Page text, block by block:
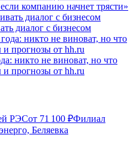
компанию начнет трясти»
диалог с бизнесом
никто не виноват, но что
прогнозы от hh.ru
РЭСот 71 100 ₽Филиал
Беляевка